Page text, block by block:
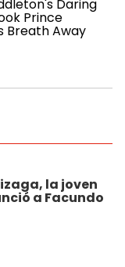
la joven
a Facundo